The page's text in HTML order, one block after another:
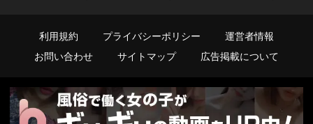
利用規約 プライバシーポリシー
運営者情報
お問い合わせ
サイトマップ 広告掲載について